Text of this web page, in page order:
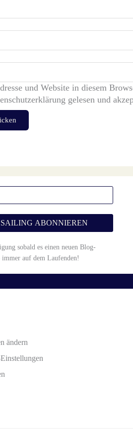
und Website in diesem
gelesen und
sobald es einen neuen Blog-
auf dem Laufenden!
ändern